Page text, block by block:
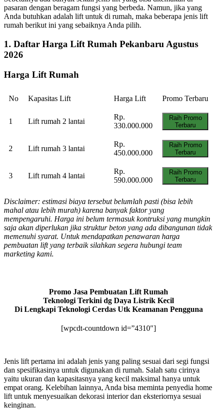
pasaran dengan beragam fungsi yang berbeda. Namun, jika yang
Anda butuhkan adalah lift untuk di rumah, maka beberapa jenis lift
rumah berikut ini yang sebaiknya Anda pilih.
1. Daftar Harga Lift Rumah Pekanbaru Agustus
2026
Harga Lift Rumah
No Kapasitas Lift Harga Lift Promo Terbaru
1 Lift rumah 2 lantai
Rp.
330.000.000
Raih Promo
Terbaru
2 Lift rumah 3 lantai
Rp.
450.000.000
Raih Promo
Terbaru
3 Lift rumah 4 lantai
Rp.
590.000.000
Raih Promo
Terbaru
Disclaimer: estimasi biaya tersebut belumlah pasti (bisa lebih
mahal atau lebih murah) karena banyak faktor yang
mempengaruhi. Harga ini belum termasuk kontruksi yang mungkin
saja akan diperlukan jika struktur beton yang ada dibangunan tidak
memenuhi syarat. Untuk mendapatkan penawaran harga
pembuatan lift yang terbaik silahkan segera hubungi team
marketing kami.
Promo Jasa Pembuatan Lift Rumah
Teknologi Terkini dg Daya Listrik Kecil
Di Lengkapi Teknologi Cerdas Utk Keamanan Pengguna
[wpcdt-countdown id=”4310″]
Jenis lift pertama ini adalah jenis yang paling sesuai dari segi fungsi
dan spesifikasinya untuk digunakan di rumah. Salah satu cirinya
yaitu ukuran dan kapasitasnya yang kecil maksimal hanya untuk
empat orang. Kelebihan lainnya, Anda bisa meminta penyedia home
lift untuk menyesuaikan dekorasi interior dan eksteriornya sesuai
keinginan.